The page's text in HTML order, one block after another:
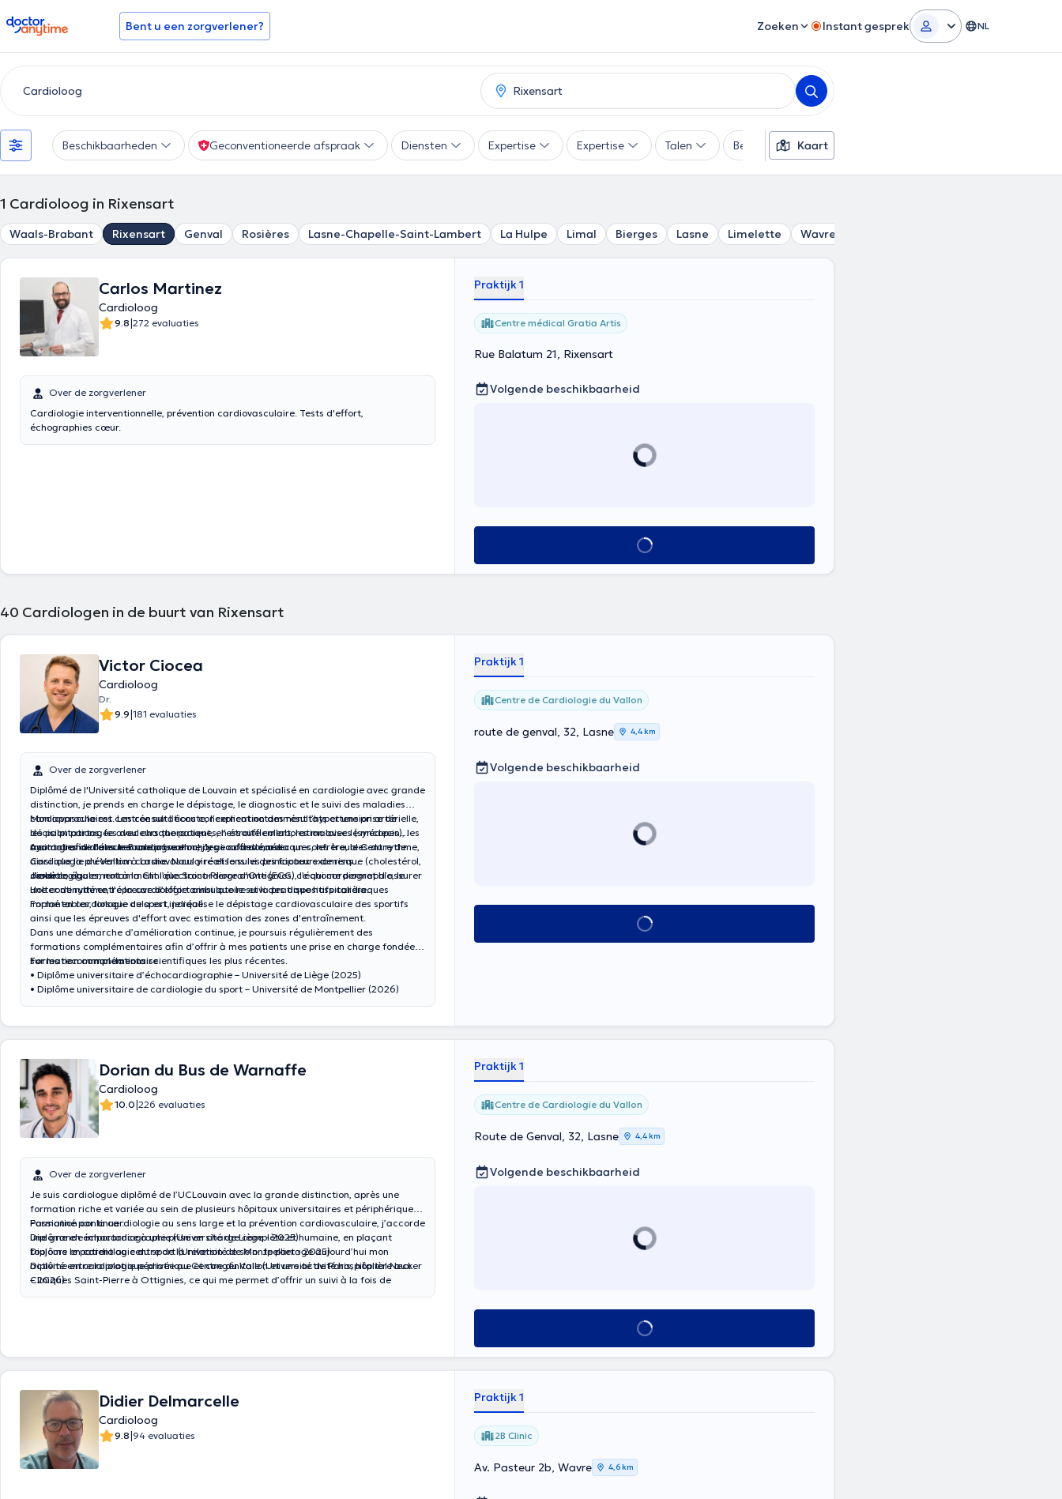
doctoranytime Bent u een zorgverlener? Zoeken Instant gesprek NL
Beschikbaarheden Geconventioneerde afspraak Diensten Expertise Expertise Talen BetaalmethodeKaart
1 Cardioloog in Rixensart
Waals-Brabant Rixensart Genval Rosières Lasne-Chapelle-Saint-Lambert La Hulpe Limal Bierges Lasne Limelette Wavre
Carlos Martinez
Cardioloog
9.8|272 evaluaties
Over de zorgverlener
Cardiologie interventionnelle, prévention cardiovasculaire. Tests d'effort,
échographies cœur.
Praktijk 1
Centre médical Gratia Artis
Rue Balatum 21, Rixensart
Volgende beschikbaarheid
Alles zien
40 Cardiologen in de buurt van Rixensart
Victor Ciocea
Cardioloog
Dr.
9.9|181 evaluaties
Over de zorgverlener
Diplômé de l'Université catholique de Louvain et spécialisé en cardiologie avec grande
distinction, je prends en charge le dépistage, le diagnostic et le suivi des maladies
cardiovasculaires. Les consultations concernent notamment l’hypertension artérielle,
les palpitations, les douleurs thoraciques, l’essoufflement, les malaises (syncopes), les
anomalies de l’électrocardiogramme, les souffles cardiaques, les troubles du rythme,
ainsi que la prévention cardiovasculaire et le suivi des facteurs de risque (cholestérol,
diabète,...).
Mon approche est centrée sur l’écoute, l’explication des résultats et une prise de
décision partagée avec chaque patient, en étroite collaboration avec le médecin
traitant afin d’assurer une prise en charge coordonnée.
Ayant grandi dans le Brabant wallon, j’y ai cofondé, avec un confrère, le Centre de
Cardiologie du Vallon à Lasne. Nous y réalisons les principaux examens
cardiologiques, notamment l’électrocardiogramme (ECG), l’échocardiographie, le
Holter de rythme, l’épreuve d’effort ainsi que le suivi des dispositifs cardiaques
implantables, lorsque cela est indiqué.
J’exerce également à la Clinique Saint-Pierre d’Ottignies, ce qui me permet d’assurer
une continuité entre la cardiologie ambulatoire et la pratique hospitalière.
Formé en cardiologie du sport, je réalise le dépistage cardiovasculaire des sportifs
ainsi que les épreuves d'effort avec estimation des zones d'entraînement.
Dans une démarche d’amélioration continue, je poursuis régulièrement des
formations complémentaires afin d’offrir à mes patients une prise en charge fondée
sur les recommandations scientifiques les plus récentes.
Formation complémentaire
• Diplôme universitaire d’échocardiographie – Université de Liège (2025)
• Diplôme universitaire de cardiologie du sport – Université de Montpellier (2026)
Praktijk 1
Centre de Cardiologie du Vallon
route de genval, 32, Lasne 4,4 km
Volgende beschikbaarheid
Alles zien
Dorian du Bus de Warnaffe
Cardioloog
10.0|226 evaluaties
Over de zorgverlener
Je suis cardiologue diplômé de l’UCLouvain avec la grande distinction, après une
formation riche et variée au sein de plusieurs hôpitaux universitaires et périphériques.
Passionné par la cardiologie au sens large et la prévention cardiovasculaire, j’accorde
une grande importance à une prise en charge complète et humaine, en plaçant
toujours le patient au centre de la relation de soin. Je partage aujourd’hui mon
activité entre la pratique privée au Centre du Vallon et une activité hospitalière aux
Cliniques Saint-Pierre à Ottignies, ce qui me permet d’offrir un suivi à la fois de
Formation continue :
Diplôme en échocardiographie (Université de Liège - 2025)
Diplôme en cardiologie du sport (Université de Montpellier - 2025)
Diplôme en cardiologie pédiatrique et congénitale (Université de Paris, hôpital Necker
– 2026)
Praktijk 1
Centre de Cardiologie du Vallon
Route de Genval, 32, Lasne 4,4 km
Volgende beschikbaarheid
Alles zien
Didier Delmarcelle
Cardioloog
9.8|94 evaluaties
Praktijk 1
2B Clinic
Av. Pasteur 2b, Wavre 4,6 km